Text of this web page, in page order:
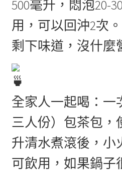
500毫升，悶泡20-
用，可以回沖2次
剩下味道，沒什麼
全家人一起喝：一
三人份）包茶包，
升清水煮滾後，小
可飲用，如果鍋子